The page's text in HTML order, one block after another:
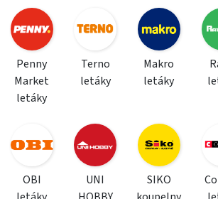
Penny
Market
letáky
Terno
letáky
Makro
letáky
OBI
UNI
SIKO